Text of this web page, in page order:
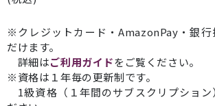
※クレジットカード・AmazonPay・銀行
だけます。
詳細はご利用ガイドをご覧ください。
※資格は１年毎の更新制です。
1級資格（１年間のサブスクリプション